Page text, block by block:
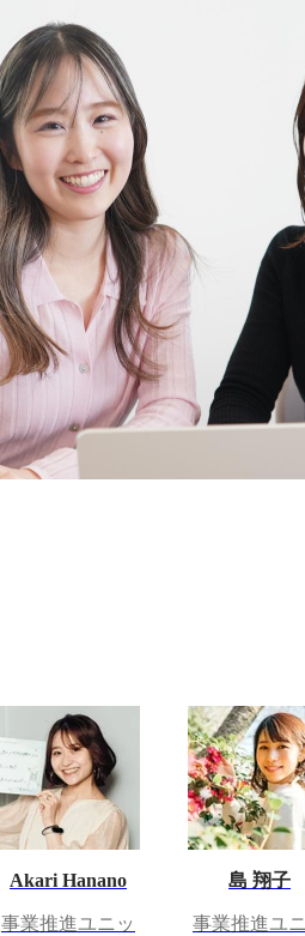
Akari Hanano
事業推進ユニッ
島 翔子
事業推進ユ